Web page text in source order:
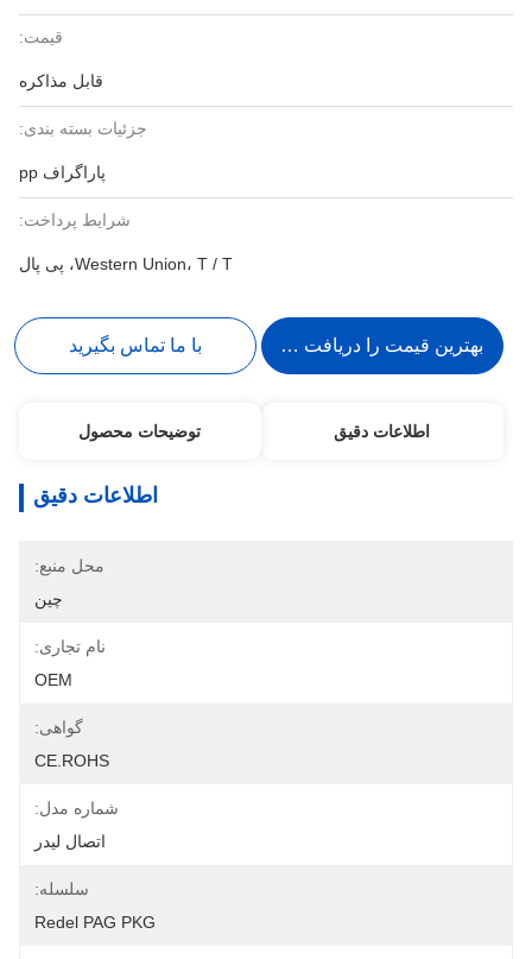
قیمت:
قابل مذاکره
جزئیات بسته بندی:
پاراگراف pp
شرایط پرداخت:
Western Union، T / T، پی پال
بهترین قیمت را دریافت کنید با ما تماس بگیرید
اطلاعات دقیق توضیحات محصول
اطلاعات دقیق
محل منبع:
چین
نام تجاری:
OEM
گواهی:
CE.ROHS
شماره مدل:
اتصال لیدر
سلسله:
Redel PAG PKG